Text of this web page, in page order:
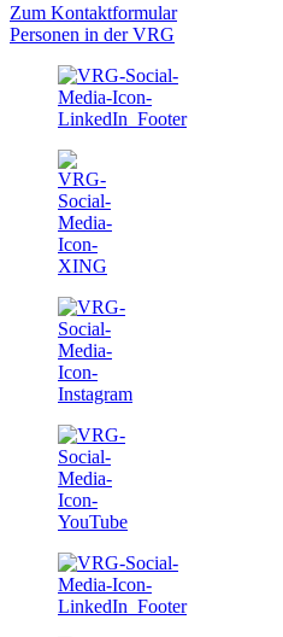
Zum Kontaktformular
Personen in der VRG